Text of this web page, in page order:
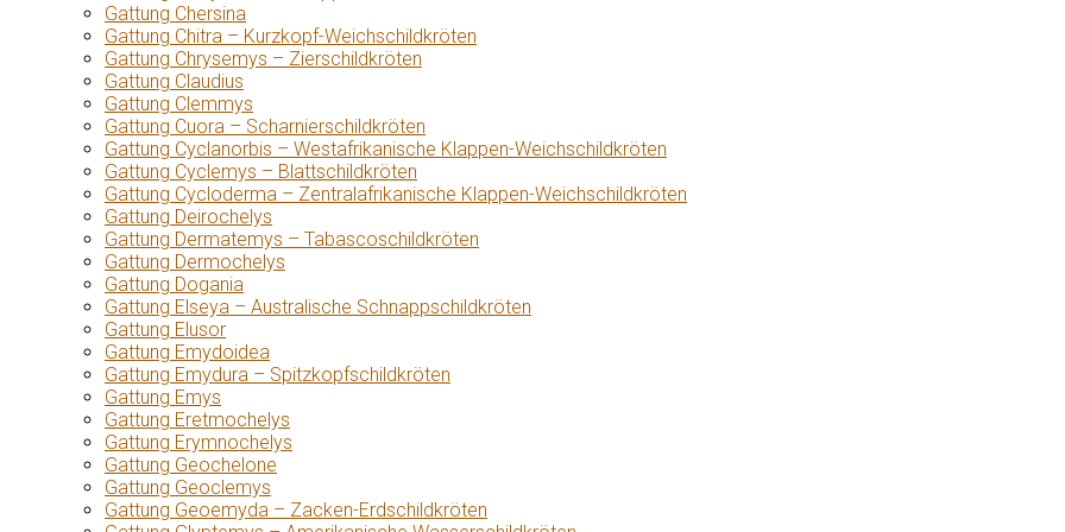
Gattung Chersina
Gattung Chitra – Kurzkopf-Weichschildkröten
Gattung Chrysemys – Zierschildkröten
Gattung Claudius
Gattung Clemmys
Gattung Cuora – Scharnierschildkröten
Gattung Cyclanorbis – Westafrikanische Klappen-Weichschildkröten
Gattung Cyclemys – Blattschildkröten
Gattung Cycloderma – Zentralafrikanische Klappen-Weichschildkröten
Gattung Deirochelys
Gattung Dermatemys – Tabascoschildkröten
Gattung Dermochelys
Gattung Dogania
Gattung Elseya – Australische Schnappschildkröten
Gattung Elusor
Gattung Emydoidea
Gattung Emydura – Spitzkopfschildkröten
Gattung Emys
Gattung Eretmochelys
Gattung Erymnochelys
Gattung Geochelone
Gattung Geoclemys
Gattung Geoemyda – Zacken-Erdschildkröten